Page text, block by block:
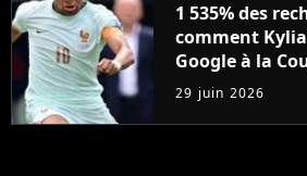
1 535% des
comment
Google à la
2026
29 juin 2026